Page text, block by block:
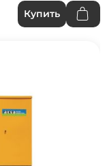
Купить